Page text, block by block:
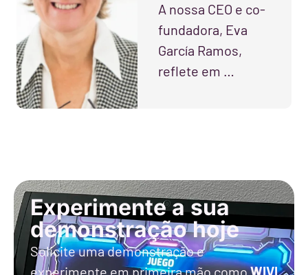
A nossa CEO e co-
fundadora, Eva
García Ramos,
reflete em …
Experimente a sua
demonstração hoje
Solicite uma demonstração e
experimente em primeira mão comoWIVI